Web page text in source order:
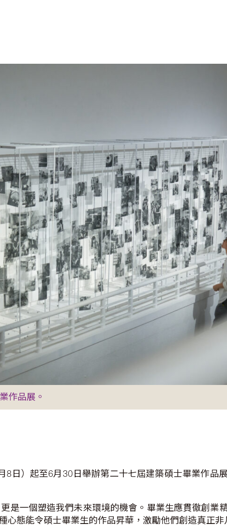
作品展。
8日）起至6月30日舉辦第二十七屆建築碩士畢業作品
是一個塑造我們未來環境的機會。畢業生應貫徹創業
心態能令碩士畢業生的作品昇華，激勵他們創造真正非